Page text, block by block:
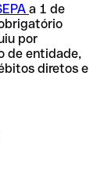
a 1 de
por
de entidade,
diretos e